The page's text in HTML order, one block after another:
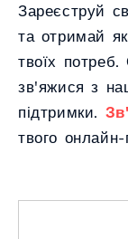
Зареєструй
та отримай
твоїх потреб.
зв'яжися з
підтримки.
твого онлайн-